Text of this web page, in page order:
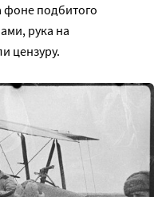
фоне подбитого
рука на
цензуру.